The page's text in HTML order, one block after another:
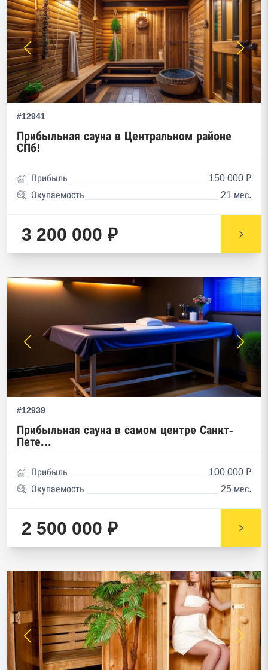
#12941
Прибыльная сауна в Центральном районе
СПб!
Прибыль
150 000 ₽
Окупаемость
21 мес.
3 200 000 ₽
#12939
Прибыльная сауна в самом центре Санкт-
Пете...
Прибыль
100 000 ₽
Окупаемость
25 мес.
2 500 000 ₽